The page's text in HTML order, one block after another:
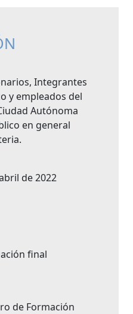
Integrantes
y empleados del
Autónoma
en general
de 2022
final
de Formación